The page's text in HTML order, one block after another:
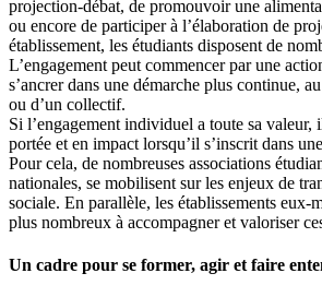
projection-débat, de promouvoir une
ou encore de participer à l’élaboration de
établissement, les étudiants disposent de
L’engagement peut commencer par une
s’ancrer dans une démarche plus continue,
ou d’un collectif.
Si l’engagement individuel a toute sa valeur,
portée et en impact lorsqu’il s’inscrit dans
Pour cela, de nombreuses associations
nationales, se mobilisent sur les enjeux de
sociale. En parallèle, les établissements eux-
plus nombreux à accompagner et valoriser
Un cadre pour se former, agir et faire